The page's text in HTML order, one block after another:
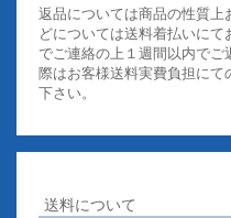
返品については商品の性質
どについては送料着払いに
でご連絡の上１週間以内で
際はお客様送料実費負担に
下さい。
送料について